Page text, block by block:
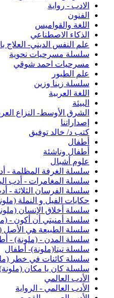
الادب - رواية
الفنون
اللغة والقواميس
الذكاء الاصطناعي
علم النفس الديني- العلاج
سلسلة مسرحيات نحوية
مسرحيات احمد شوقي
علم الطيور
سلسلة زينا وزين
اللغة العربية
البيئة
الشرق الأوسط- النزاع
إصداراتنا
كتب د/ خالد توفيق
أطفال
أطفال وناشئة
علوم أشبال
سلسلة الغرفة المظلمة -
سلسلة المغامرات - أدب
سلسلة الفرسان الثلاثة -
حكايات الفيل و النملة
سلسلة أخلاق الإنسان
سلسلة أمنيتي أن أكون -
سلسلة الطبيعة هي الأصل
سلسلة المدن - (ملونة) -
سلسلة تيتا(ملونة)- أطفال
سلسلة كائنات في خطر
سلسلة كان يا مكان
الأدب العالمي
الأدب العالمي - الرواية